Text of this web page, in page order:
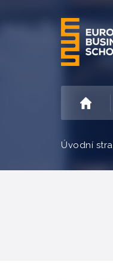
Úvodní